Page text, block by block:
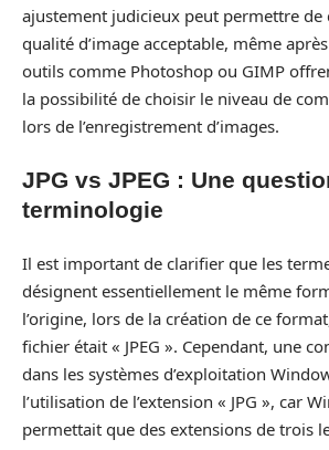
ajustement judicieux peut permettre de
qualité d’image acceptable, même
outils comme Photoshop ou GIMP
la possibilité de choisir le niveau de
lors de l’enregistrement d’images.
JPG vs JPEG : Une
terminologie
Il est important de clarifier que les
désignent essentiellement le même
l’origine, lors de la création de ce
fichier était « JPEG ». Cependant, une
dans les systèmes d’exploitation
l’utilisation de l’extension « JPG », car
permettait que des extensions de trois